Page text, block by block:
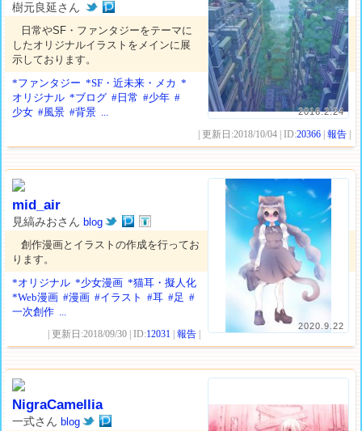
2016.2.24
樹元良延さん
日常やSF・ファンタジーをテーマに
したオリジナルイラストをメインに展
示しております。
*ファンタジー *SF・近未来・メカ *
オリジナル *ブログ #日常 #少年 #
少女 #風景 #背景 ...
| 更新日:2018/10/04 | ID:20366 |報告
2020.9.22
mid_air
見縞みおさんblog
創作漫画とイラストの作成を行ってお
ります。
*オリジナル *少女漫画 *猫耳・擬人化
*Web漫画 #漫画 #イラスト #耳 #足 #
一次創作 ...
| 更新日:2018/09/30 | ID:12031 |報告
NigraCamellia
一式さんblog